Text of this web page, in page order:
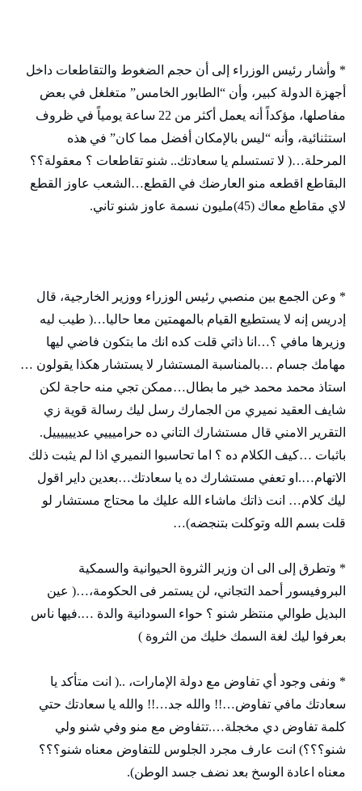
* وأشار رئيس الوزراء إلى أن حجم الضغوط والتقاطعات داخل
أجهزة الدولة كبير، وأن “الطابور الخامس” متغلغل في بعض
مفاصلها، مؤكداً أنه يعمل أكثر من 22 ساعة يومياً في ظروف
استثنائية، وأنه “ليس بالإمكان أفضل مما كان” في هذه
المرحلة…( لا تستسلم يا سعادتك.. شنو تقاطعات ؟ معقولة؟؟
البقاطع اقطعه منو العارضك في القطع…الشعب عاوز القطع
لاي مقاطع معاك (45)مليون نسمة عاوز شنو تاني.
* وعن الجمع بين منصبي رئيس الوزراء ووزير الخارجية، قال
إدريس إنه لا يستطيع القيام بالمهمتين معا حاليا…( طيب ليه
وزيرها مافي ؟…انا ذاتي قلت كده انك ما بتكون فاضي ليها
مهامك جسام …بالمناسبة المستشار لا يستشار هكذا يقولون …
استاذ محمد محمد خير ما بطال…ممكن تجي منه حاجة لكن
شايف العقيد نميري من الجمارك رسل ليك رسالة قوية زي
التقرير الامني قال مستشارك التاني ده حراميييي عدييييييل.
باثبات …كيف الكلام ده ؟ اما تحاسبوا النميري اذا لم يثبت ذلك
الاتهام….او تعفي مستشارك ده يا سعادتك…بعدين داير اقول
ليك كلام… انت ذاتك ماشاء الله عليك ما محتاج مستشار لو
قلت بسم الله وتوكلت بتنجضه)…
* وتطرق إلى الى ان وزير الثروة الحيوانية والسمكية
البروفيسور أحمد التجاني، لن يستمر فى الحكومة،…( عين
البديل طوالي منتظر شنو ؟ حواء السودانية والدة ….فيها ناس
بعرفوا ليك لغة السمك خليك من الثروة )
* ونفى وجود أي تفاوض مع دولة الإمارات، ..( انت متأكد يا
سعادتك مافي تفاوض…!! والله جد…!! والله يا سعادتك حتي
كلمة تفاوض دي مخجلة….تتفاوض مع منو وفي شنو ولي
شنو؟؟؟) انت عارف مجرد الجلوس للتفاوض معناه شنو؟؟؟
معناه اعادة الوسخ بعد نضف جسد الوطن).